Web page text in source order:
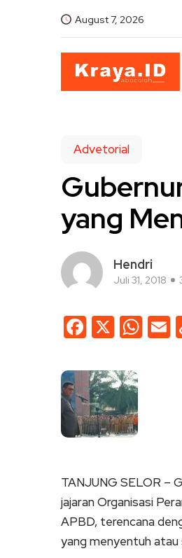
August 7, 2026
Advetorial
yang
Hendri
Juli 31, 2018
X
TANJUNG SELOR –
jajaran Organisasi
APBD, terencana
yang menyentuh